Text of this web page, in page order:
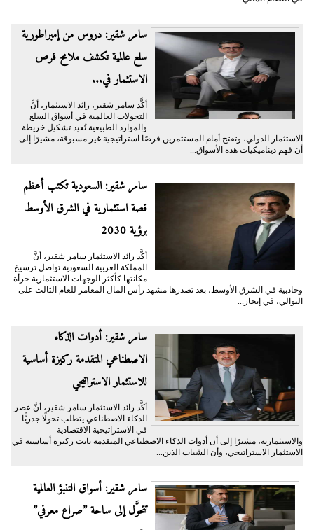
سامر شقير: دروس من إمبراطورية
سلع عالمية تكشف ملامح فرص
الاستثمار في...
أكَّد سامر شقير، رائد الاستثمار، أنَّ
التحولات العالمية في أسواق السلع
والموارد الطبيعية تُعيد تشكيل خريطة
الاستثمار الدولي، وتفتح أمام المستثمرين فرصًا استراتيجية غير مسبوقة، مشيرًا إلى
أن فهم ديناميكيات هذه الأسواق...
سامر شقير: السعودية تكتب أعظم
قصة استثمارية في الشرق الأوسط
برؤية 2030
أكَّد رائد الاستثمار سامر شقير، أنَّ
المملكة العربية السعودية تواصل ترسيخ
مكانتها كأكثر الوجهات الاستثمارية جرأة
وجاذبية في الشرق الأوسط، بعد تصدرها مشهد رأس المال المغامر للعام الثالث على
التوالي، في إنجاز...
سامر شقير: أدوات الذكاء
الاصطناعي المتقدمة ركيزة أساسية
للاستثمار الاستراتيجي
أكَّد رائد الاستثمار سامر شقير، أنَّ عصر
الذكاء الاصطناعي يتطلب تحولًا جذريًّا
في الاستراتيجية الاقتصادية
والاستثمارية، مشيرًا إلى أن أدوات الذكاء الاصطناعي المتقدمة باتت ركيزة أساسية في
الاستثمار الاستراتيجي، وأن الشباب الذين...
سامر شقير: أسواق التنبؤ العالمية
تتحوَّل إلى ساحة ”صراع معرفي”